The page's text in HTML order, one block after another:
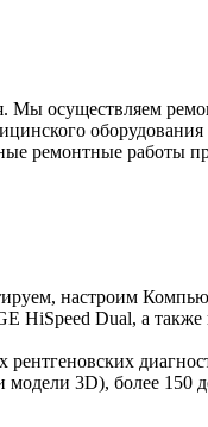
Мы осуществляем
ремонтные работы
настроим
HiSpeed Dual, а
3D), более 150